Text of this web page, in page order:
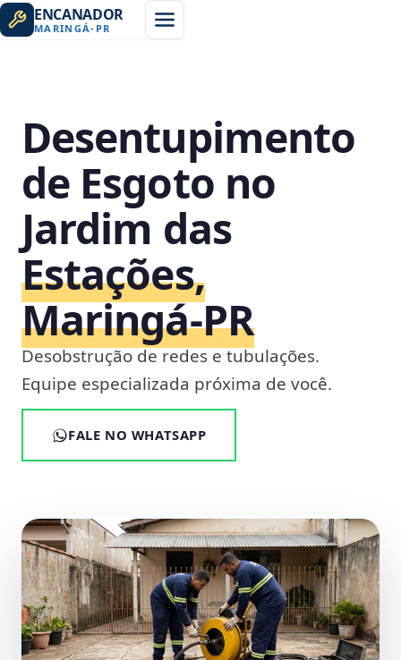
ENCANADOR
MARINGÁ- PR
Desentupimento
de Esgoto no
Jardim das
Estações,
Maringá‑PR
Desobstrução de redes e tubulações.
Equipe especializada próxima de você.
FALE NO WHATSAPP